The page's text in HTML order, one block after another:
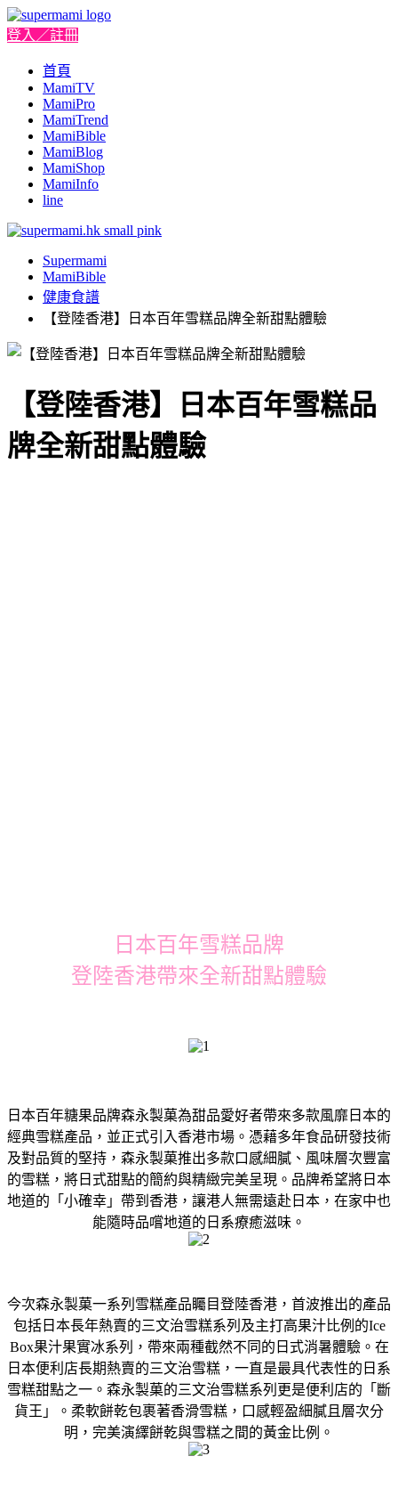
登入／註冊
首頁
MamiTV
MamiPro
MamiTrend
MamiBible
MamiBlog
MamiShop
MamiInfo
line
Supermami
MamiBible
健康食譜
【登陸香港】日本百年雪糕品牌全新甜點體驗
【登陸香港】日本百年雪糕品
牌全新甜點體驗
日本百年雪糕品牌
登陸香港帶來全新甜點體驗
日本百年糖果品牌森永製菓為甜品愛好者帶來多款風靡日本的
經典雪糕產品，並正式引入香港市場。憑藉多年食品研發技術
及對品質的堅持，森永製菓推出多款口感細膩、風味層次豐富
的雪糕，將日式甜點的簡約與精緻完美呈現。品牌希望將日本
地道的「小確幸」帶到香港，讓港人無需遠赴日本，在家中也
能隨時品嚐地道的日系療癒滋味。
今次森永製菓一系列雪糕產品矚目登陸香港，首波推出的產品
包括日本長年熱賣的三文治雪糕系列及主打高果汁比例的Ice
Box果汁果實冰系列，帶來兩種截然不同的日式消暑體驗。在
日本便利店長期熱賣的三文治雪糕，一直是最具代表性的日系
雪糕甜點之一。森永製菓的三文治雪糕系列更是便利店的「斷
貨王」。柔軟餅乾包裹著香滑雪糕，口感輕盈細膩且層次分
明，完美演繹餅乾與雪糕之間的黃金比例。